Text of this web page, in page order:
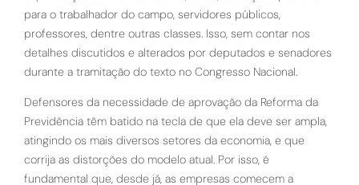
para o trabalhador do campo, servidores públicos,
professores, dentre outras classes. Isso, sem contar nos
detalhes discutidos e alterados por deputados e senadores
durante a tramitação do texto no Congresso Nacional.
Defensores da necessidade de aprovação da Reforma da
Previdência têm batido na tecla de que ela deve ser ampla,
atingindo os mais diversos setores da economia, e que
corrija as distorções do modelo atual. Por isso, é
fundamental que, desde já, as empresas comecem a